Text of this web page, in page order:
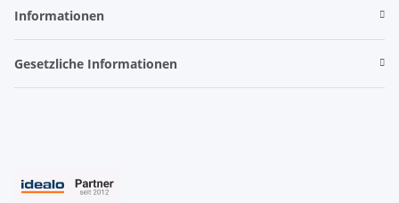
Informationen
Gesetzliche Informationen